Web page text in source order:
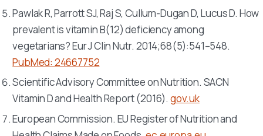
Pawlak R, Parrott SJ, Raj S, Cullum-Dugan D, Lucus D. How
prevalent is vitamin B(12) deficiency among
vegetarians?Eur J Clin Nutr. 2014;68(5):541–548.
PubMed: 24667752
Scientific Advisory Committee on Nutrition. SACN
Vitamin D and Health Report (2016). gov.uk
European Commission. EU Register of Nutrition and